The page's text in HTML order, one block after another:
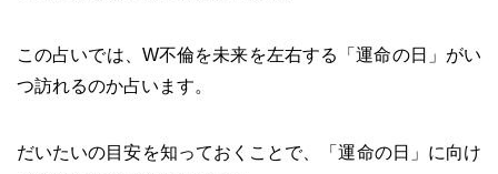
この占いでは、W不倫を未来を左右する「運命の日」がい
つ訪れるのか占います。
だいたいの目安を知っておくことで、「運命の日」に向け